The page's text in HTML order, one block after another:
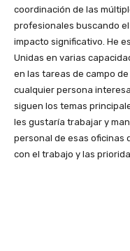
coordinación de las
profesionales buscando
impacto significativo. He
Unidas en varias
en las tareas de campo
cualquier persona
siguen los temas
les gustaría trabajar y
personal de esas oficinas
con el trabajo y las